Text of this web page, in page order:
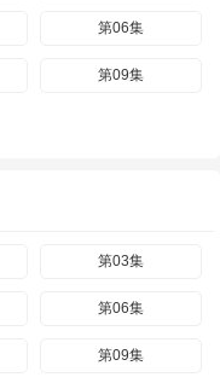
第06集
第09集
第03集
第06集
第09集